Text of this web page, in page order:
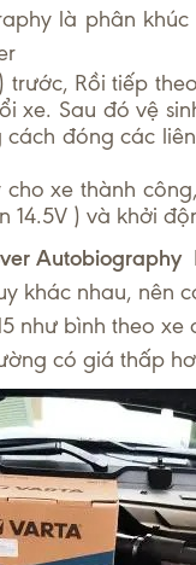
là phân
trước, Rồi tiếp
xe. Sau đó vệ
đóng các
xe thành
14.5V ) và khởi
Autobiography
khác nhau, nên
như bình theo
có giá thấp